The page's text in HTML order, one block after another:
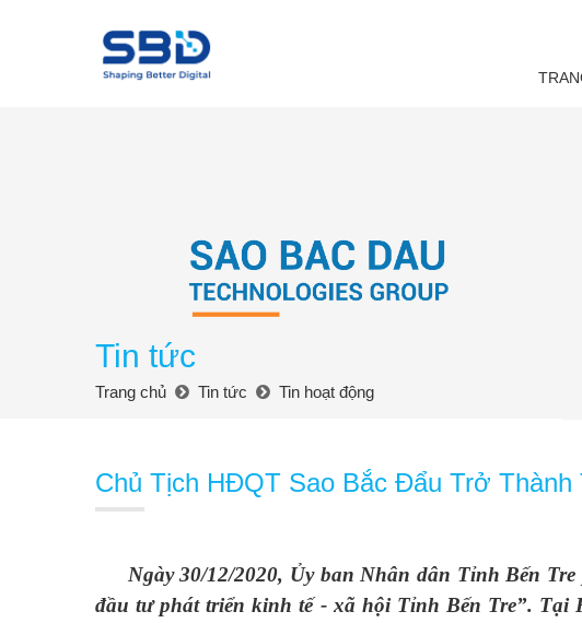
Tin tức
Trang chủ Tin tức Tin hoạt động
Chủ Tịch HĐQT Sao Bắc Đẩu Trở
Ngày 30/12/2020, Ủy ban Nhân dân Tỉnh Bến
đầu tư phát triển kinh tế - xã hội Tỉnh Bến Tre”.